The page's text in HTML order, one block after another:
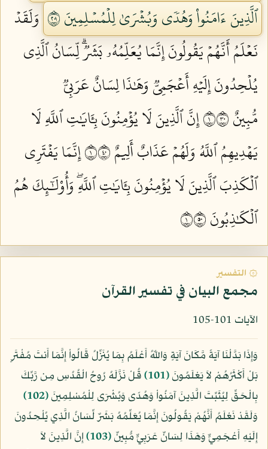
ٱلَّذِينَ ءَامَنُواْ وَهُدٗى وَبُشۡرَىٰ لِلۡمُسۡلِمِينَ ١٠٢
وَلَقَدۡ
نَعۡلَمُ أَنَّهُمۡ يَقُولُونَ إِنَّمَا يُعَلِّمُهُۥ بَشَرٞۗ لِّسَانُ ٱلَّذِي
يُلۡحِدُونَ إِلَيۡهِ أَعۡجَمِيّٞ وَهَٰذَا لِسَانٌ عَرَبِيّٞ
مُّبِينٌ ١٠٣
إِنَّ ٱلَّذِينَ لَا يُؤۡمِنُونَ بِـَٔايَٰتِ ٱللَّهِ لَا
يَهۡدِيهِمُ ٱللَّهُ وَلَهُمۡ عَذَابٌ أَلِيمٌ ١٠٤
إِنَّمَا يَفۡتَرِي
ٱلۡكَذِبَ ٱلَّذِينَ لَا يُؤۡمِنُونَ بِـَٔايَٰتِ ٱللَّهِۖ وَأُوْلَٰٓئِكَ هُمُ
ٱلۡكَٰذِبُونَ ١٠٥
۞ التفسير
مجمع البيان في تفسير القرآن
الآيات 101-105
وَإِذَا بَدَّلْنَا آيَةً مَّكَانَ آيَةٍ وَاللّهُ أَعْلَمُ بِمَا يُنَزِّلُ قَالُواْ إِنَّمَا أَنتَ مُفْتَرٍ
بَلْ أَكْثَرُهُمْ لاَ يَعْلَمُونَ﴿101﴾
قُلْ نَزَّلَهُ رُوحُ الْقُدُسِ مِن رَّبِّكَ
بِالْحَقِّ لِيُثَبِّتَ الَّذِينَ آمَنُواْ وَهُدًى وَبُشْرَى لِلْمُسْلِمِينَ﴿102﴾
وَلَقَدْ نَعْلَمُ أَنَّهُمْ يَقُولُونَ إِنَّمَا يُعَلِّمُهُ بَشَرٌ لِّسَانُ الَّذِي يُلْحِدُونَ
إِلَيْهِ أَعْجَمِيٌّ وَهَذَا لِسَانٌ عَرَبِيٌّ مُّبِينٌ﴿103﴾
إِنَّ الَّذِينَ لاَ